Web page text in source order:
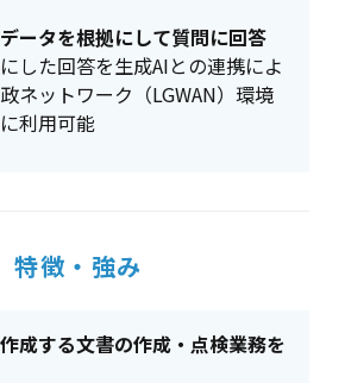
ータを根拠にして質問に回答
した回答を生成AIとの連携によ
ネットワーク（LGWAN）環境
利用可能
特徴・強み
成する文書の作成・点検業務を